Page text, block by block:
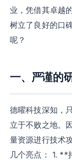
业，凭借其卓越
树立了良好的口
呢？
一、严谨的
德曜科技深知，
立于不败之地。
量资源进行技术
几个亮点： 1. **